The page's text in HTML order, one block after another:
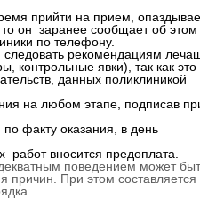
прийти на прием,
то он заранее сообщает об этом
по телефону.
рекомендациям
контрольные явки), так как это
данных поликлиникой
на любом этапе, подписав
факту оказания, в день
работ вносится предоплата.
поведением может
причин. При этом составляется